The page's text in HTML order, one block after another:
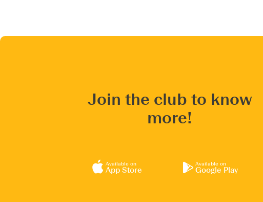
Join the club to know
more!
Available on
App Store
Available on
Google Play